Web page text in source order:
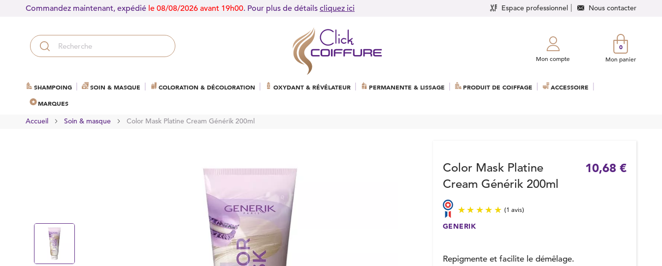
Commandez maintenant, expédié le 08/08/2026 avant 19h00. Pour plus de détails cliquez ici Espace professionnel Nous contacter
Mon compte
0
Mon panier
SHAMPOING SOIN & MASQUE COLORATION & DÉCOLORATION OXYDANT & RÉVÉLATEUR PERMANENTE & LISSAGE PRODUIT DE COIFFAGE ACCESSOIRE
MARQUES
Accueil Soin & masque Color Mask Platine Cream Générik 200ml
Color Mask Platine
Cream Générik 200ml
GENERIK
Repigmente et facilite le démêlage.
10,68 €